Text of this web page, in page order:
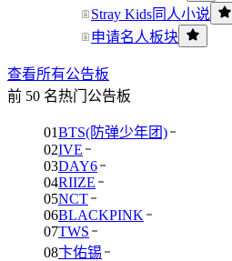
Stray Kids同人小说
申请名人板块
查看所有公告板
前 50 名热门公告板
01BTS(防弹少年团)
02IVE
03DAY6
04RIIZE
05NCT
06BLACKPINK
07TWS
08卞佑锡